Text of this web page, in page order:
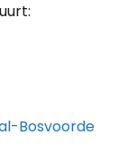
Bosvoorde